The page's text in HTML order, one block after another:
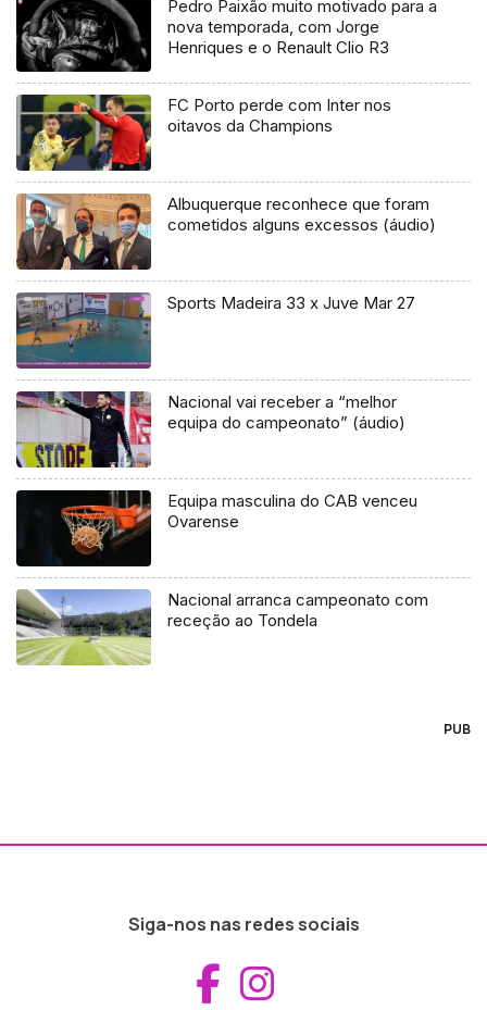
Pedro Paixão muito motivado para a
nova temporada, com Jorge
Henriques e o Renault Clio R3
FC Porto perde com Inter nos
oitavos da Champions
Albuquerque reconhece que foram
cometidos alguns excessos (áudio)
Sports Madeira 33 x Juve Mar 27
Nacional vai receber a “melhor
equipa do campeonato” (áudio)
Equipa masculina do CAB venceu
Ovarense
Nacional arranca campeonato com
receção ao Tondela
PUB
Siga-nos nas redes sociais
Aceder ao